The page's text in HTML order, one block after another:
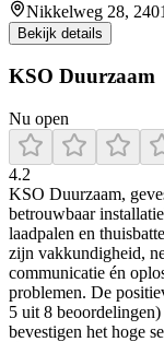
Nikkelweg 28,
Bekijk details
KSO Duurzaam
Nu open
4.2
KSO Duurzaam,
betrouwbaar
laadpalen en
zijn vakkundigheid,
communicatie én
problemen. De
5 uit 8
bevestigen het hoge